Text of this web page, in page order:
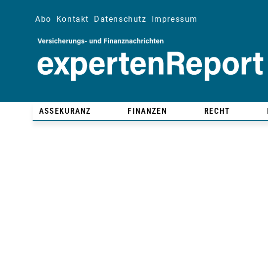
Abo Kontakt Datenschutz Impressum
ASSEKURANZ FINANZEN RECHT